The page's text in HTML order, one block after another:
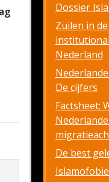
Dossier
Zuilen in
Nederland
De cijfers
Factsheet:
De best